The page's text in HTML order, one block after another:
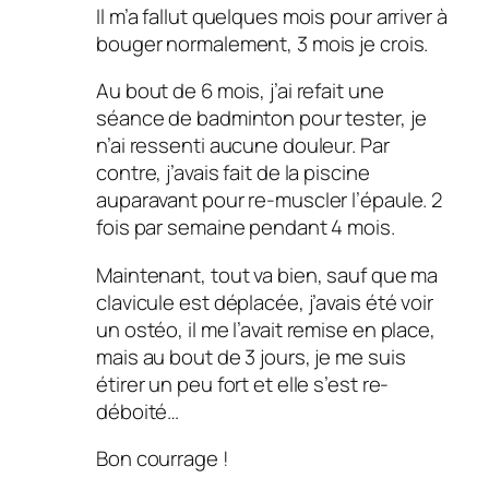
Il m’a fallut quelques mois pour arriver à
bouger normalement, 3 mois je crois.
Au bout de 6 mois, j’ai refait une
séance de badminton pour tester, je
n’ai ressenti aucune douleur. Par
contre, j’avais fait de la piscine
auparavant pour re-muscler l’épaule. 2
fois par semaine pendant 4 mois.
Maintenant, tout va bien, sauf que ma
clavicule est déplacée, j’avais été voir
un ostéo, il me l’avait remise en place,
mais au bout de 3 jours, je me suis
étirer un peu fort et elle s’est re-
déboité…
Bon courrage !